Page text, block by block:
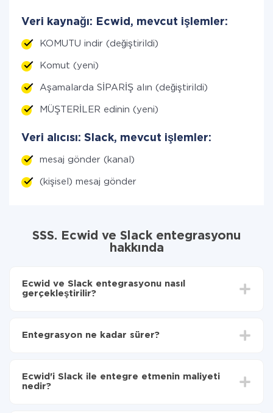
Veri kaynağı: Ecwid, mevcut işlemler:
KOMUTU indir (değiştirildi)
Komut (yeni)
Aşamalarda SİPARİŞ alın (değiştirildi)
MÜŞTERİLER edinin (yeni)
Veri alıcısı: Slack, mevcut işlemler:
mesaj gönder (kanal)
(kişisel) mesaj gönder
SSS. Ecwid ve Slack entegrasyonu
hakkında
Ecwid ve Slack entegrasyonu nasıl
gerçekleştirilir?
seçin
aktarılacaktır.
Entegrasyon ne kadar sürer?
olarak, 10-15 dakika sürer.
Ecwid'i Slack ile entegre etmenin maliyeti
nedir?